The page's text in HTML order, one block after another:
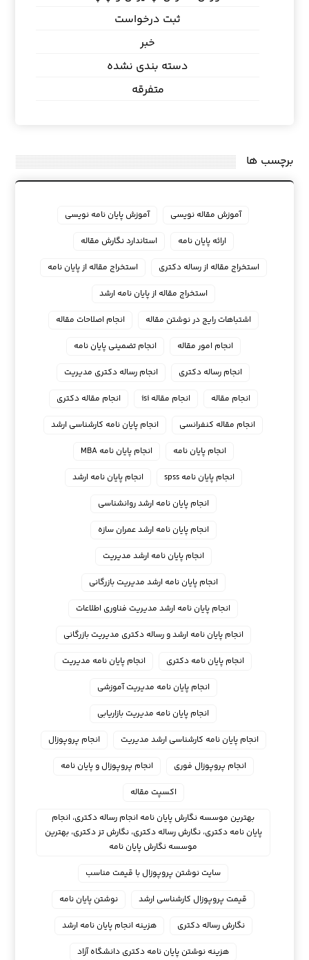
ثبت درخواست
خبر
دسته بندی نشده
متفرقه
برچسب ها
آموزش مقاله نویسی
آموزش پایان نامه نویسی
ارائه پایان نامه
استاندارد نگارش مقاله
استخراج مقاله از رساله دکتری
استخراج مقاله از پایان نامه
استخراج مقاله از پایان نامه ارشد
اشتباهات رایج در نوشتن مقاله
انجام اصلاحات مقاله
انجام امور مقاله
انجام تضمینی پایان نامه
انجام رساله دکتری
انجام رساله دکتری مدیریت
انجام مقاله
انجام مقاله isi
انجام مقاله دکتری
انجام مقاله کنفرانسی
انجام پايان نامه كارشناسي ارشد
انجام پایان نامه
انجام پایان نامه MBA
انجام پایان نامه spss
انجام پایان نامه ارشد
انجام پایان نامه ارشد روانشناسی
انجام پایان نامه ارشد عمران سازه
انجام پایان نامه ارشد مدیریت
انجام پایان نامه ارشد مدیریت بازرگانی
انجام پایان نامه ارشد مدیریت فناوری اطلاعات
انجام پایان نامه ارشد و رساله دکتری مدیریت بازرگانی
انجام پایان نامه دکتری
انجام پایان نامه مدیریت
انجام پایان نامه مدیریت آموزشی
انجام پایان نامه مدیریت بازاریابی
انجام پایان نامه کارشناسی ارشد مدیریت
انجام پروپوزال
انجام پروپوزال فوری
انجام پروپوزال و پایان نامه
اکسپت مقاله
بهترین موسسه نگارش پایان نامه انجام رساله دکتری، انجام
پایان نامه دکتری، نگارش رساله دکتری، نگارش تز دکتری، بهترین
موسسه نگارش پایان نامه
سایت نوشتن پروپوزال با قیمت مناسب
قیمت پروپوزال کارشناسی ارشد
نوشتن پایان نامه
نگارش رساله دکتری
هزینه انجام پایان نامه ارشد
هزینه نوشتن پایان نامه دکتری دانشگاه آزاد